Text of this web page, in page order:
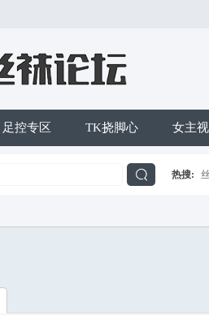
足控专区 TK挠脚心 女主
热搜: